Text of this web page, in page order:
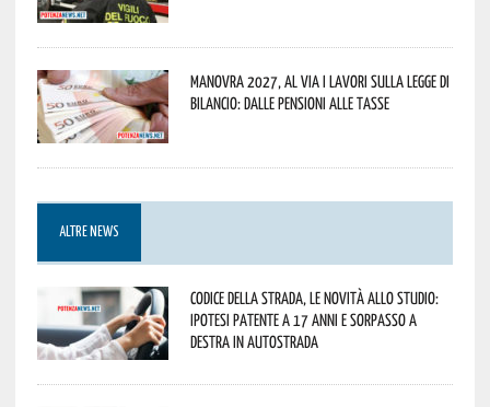
Manovra 2027, al via i lavori sulla Legge di
Bilancio: dalle pensioni alle tasse
ALTRE NEWS
Codice della strada, le novità allo studio:
ipotesi patente a 17 anni e sorpasso a
destra in autostrada